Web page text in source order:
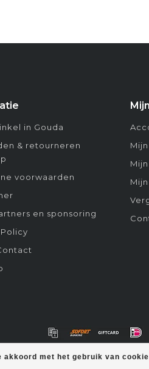
akkoord met het gebruik van
in Gouda
& retourneren
voorwaarden
en sponsoring